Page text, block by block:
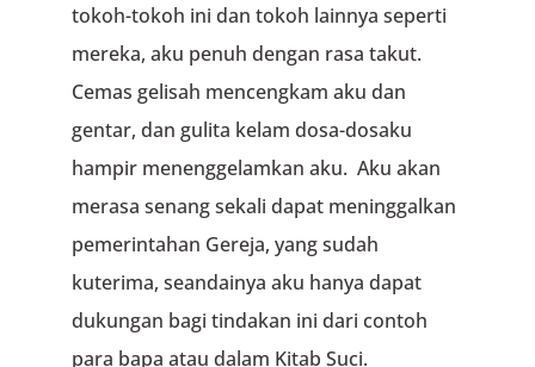
tokoh-tokoh ini dan tokoh lainnya seperti
mereka, aku penuh dengan rasa takut.
Cemas gelisah mencengkam aku dan
gentar, dan gulita kelam dosa-dosaku
hampir menenggelamkan aku. Aku akan
merasa senang sekali dapat meninggalkan
pemerintahan Gereja, yang sudah
kuterima, seandainya aku hanya dapat
dukungan bagi tindakan ini dari contoh
para bapa atau dalam Kitab Suci.